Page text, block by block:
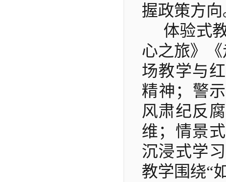
握政策方
体验式
心之旅》
场教学与
精神；警
风肃纪反
维；情景
沉浸式学
教学围绕“